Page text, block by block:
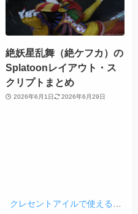
絶妖星乱舞（絶ケフカ）の
Splatoonレイアウト・ス
クリプトまとめ
2026年6月1日 2026年6月29日
クレセントアイルで使えるツール情報まとめ【2026/07/30更新】